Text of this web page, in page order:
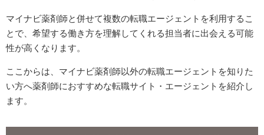
マイナビ薬剤師と併せて複数の転職エージェントを利用するこ
とで、希望する働き方を理解してくれる担当者に出会える可能
性が高くなります。
ここからは、マイナビ薬剤師以外の転職エージェントを知りた
い方へ薬剤師におすすめな転職サイト・エージェントを紹介し
ます。